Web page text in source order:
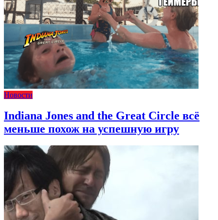
Новости
Indiana Jones and the Great Circle всё
меньше похож на успешную игру